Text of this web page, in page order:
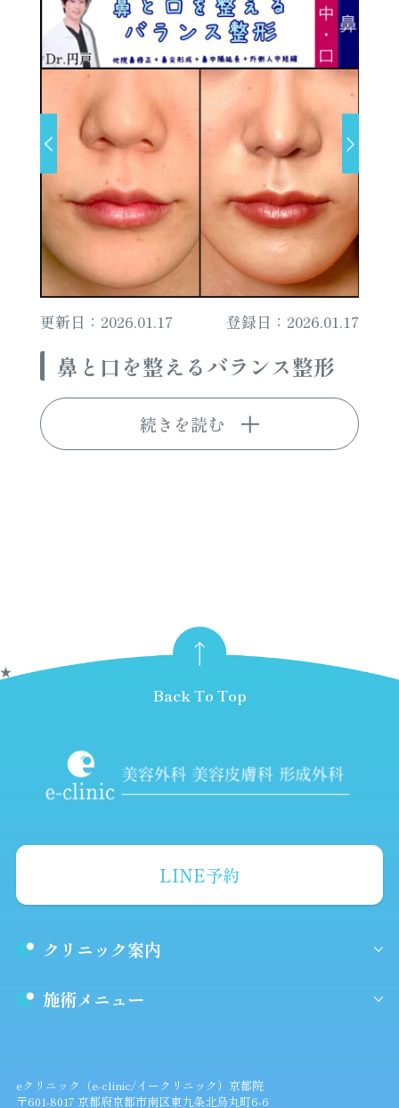
更新日：2026.01.17 登録日：2026.01.17
鼻と口を整えるバランス整形
続きを読む
★
LINE予約
クリニック案内
施術メニュー
eクリニック（e-clinic/イークリニック）京都院
〒601-8017 京都府京都市南区東九条北烏丸町6-6
Back To Top